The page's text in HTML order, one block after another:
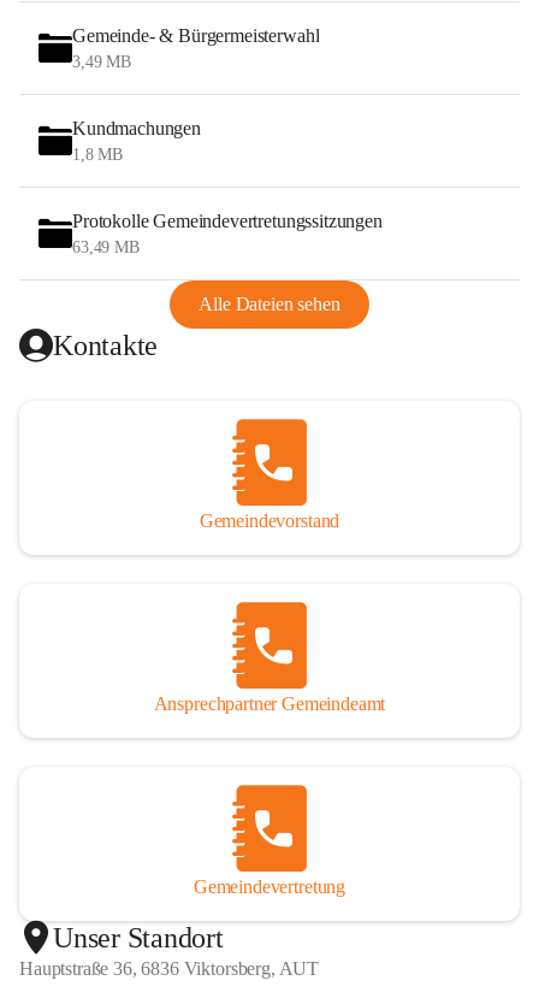
Gemeinde- & Bürgermeisterwahl
3,49 MB
Kundmachungen
1,8 MB
Protokolle Gemeindevertretungssitzungen
63,49 MB
Alle Dateien sehen
Kontakte
Gemeindevorstand
Ansprechpartner Gemeindeamt
Gemeindevertretung
Unser Standort
Hauptstraße 36, 6836 Viktorsberg, AUT